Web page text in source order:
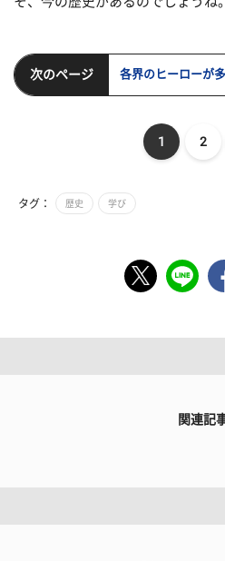
次のページ 各界のヒーローが
1 2
タグ： 歴史 学び
関連記